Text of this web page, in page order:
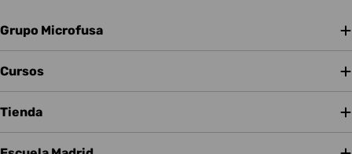
Grupo Microfusa
Cursos
Tienda